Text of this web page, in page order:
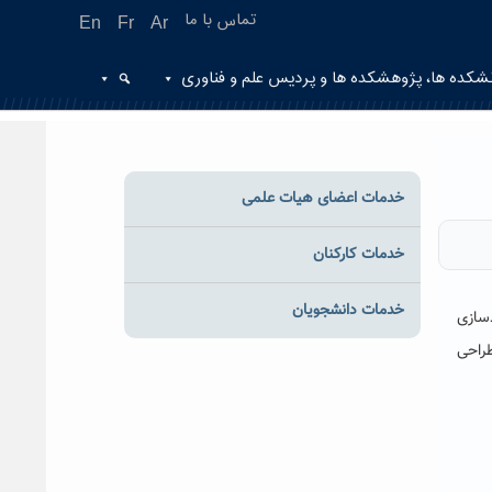
En Fr Ar تماس با ما
ها، پژوهشکده ها و پردیس علم و فناوری
خدمات اعضای هیات علمی
خدمات کارکنان
خدمات دانشجویان